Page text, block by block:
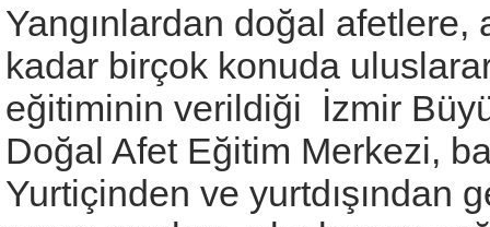
Yangınlardan doğal afetlere,
kadar birçok konuda
eğitiminin verildiği İzmir
Doğal Afet Eğitim Merkezi,
Yurtiçinden ve yurtdışından